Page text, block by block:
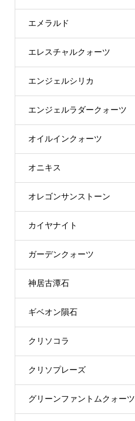
エメラルド
エレスチャルクォーツ
エンジェルシリカ
エンジェルラダークォーツ
オイルインクォーツ
オニキス
オレゴンサンストーン
カイヤナイト
ガーデンクォーツ
神居古潭石
ギベオン隕石
クリソコラ
クリソプレーズ
グリーンファントムクォーツ